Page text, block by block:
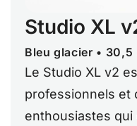
Studio XL
Bleu glacier • 30,5
Le Studio XL v2
professionnels et
enthousiastes